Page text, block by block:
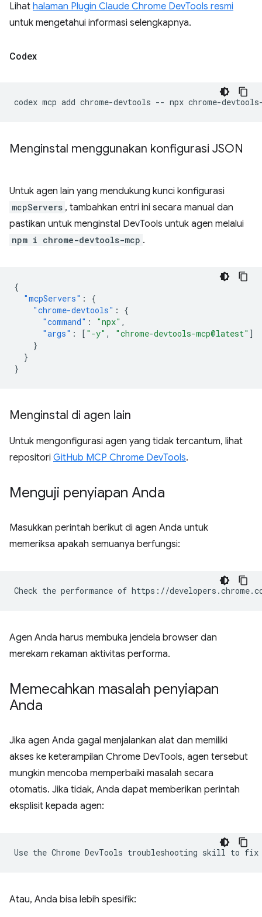
Lihat halaman Plugin Claude Chrome DevTools resmi
untuk mengetahui informasi selengkapnya.
Codex
codex mcp add chrome-devtools -- npx
Menginstal menggunakan konfigurasi JSON
Untuk agen lain yang mendukung kunci konfigurasi
mcpServers , tambahkan entri ini secara manual dan
pastikan untuk menginstal DevTools untuk agen melalui
npm i chrome-devtools-mcp .
{
"mcpServers" :
{
"chrome-devtools" :
{
"command" : "npx" ,
"args" : [ "-y" , "chrome-devtools-mcp@latest" ]
}
}
}
Menginstal di agen lain
Untuk mengonfigurasi agen yang tidak tercantum, lihat
repositori GitHub MCP Chrome DevTools.
Menguji penyiapan Anda
Masukkan perintah berikut di agen Anda untuk
memeriksa apakah semuanya berfungsi:
Agen Anda harus membuka jendela browser dan
merekam rekaman aktivitas performa.
Memecahkan masalah penyiapan
Anda
Jika agen Anda gagal menjalankan alat dan memiliki
akses ke keterampilan Chrome DevTools, agen tersebut
mungkin mencoba memperbaiki masalah secara
otomatis. Jika tidak, Anda dapat memberikan perintah
eksplisit kepada agen:
Atau, Anda bisa lebih spesifik: